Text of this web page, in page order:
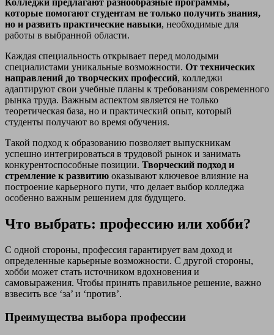
которые помогают студентам не только получить знания,
но и развить практические навыки, необходимые для
работы в выбранной области.
Каждая специальность открывает перед молодыми
специалистами уникальные возможности. От технических
направлений до творческих профессий, колледжи
адаптируют свои учебные планы к требованиям современного
рынка труда. Важным аспектом является не только
теоретическая база, но и практический опыт, который
студенты получают во время обучения.
Такой подход к образованию позволяет выпускникам
успешно интегрироваться в трудовой рынок и занимать
конкурентоспособные позиции. Творческий подход и
стремление к развитию оказывают ключевое влияние на
построение карьерного пути, что делает выбор колледжа
особенно важным решением для будущего.
Что выбрать: профессию или хобби?
С одной стороны, профессия гарантирует вам доход и
определенные карьерные возможности. С другой стороны,
хобби может стать источником вдохновения и
самовыражения. Чтобы принять правильное решение, важно
взвесить все ‘за’ и ‘против’.
Преимущества выбора профессии